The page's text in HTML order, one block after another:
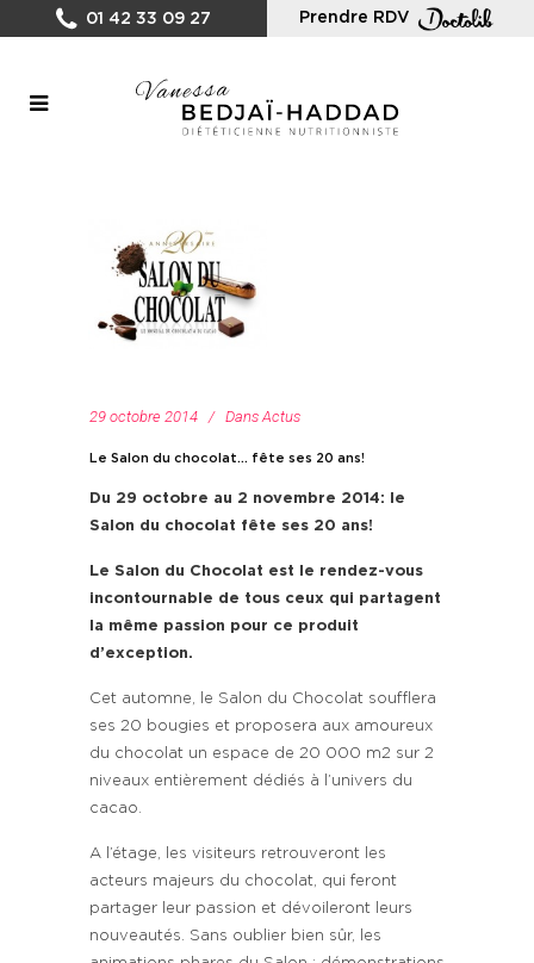
01 42 33 09 27 Prendre RDV
29 octobre 2014 Dans Actus
Le Salon du chocolat… fête ses 20 ans!
Du 29 octobre au 2 novembre 2014: le
Salon du chocolat fête ses 20 ans!
Le Salon du Chocolat est le rendez-vous
incontournable de tous ceux qui partagent
la même passion pour ce produit
d’exception.
Cet automne, le Salon du Chocolat soufflera
ses 20 bougies et proposera aux amoureux
du chocolat un espace de 20 000 m2 sur 2
niveaux entièrement dédiés à l’univers du
cacao.
A l’étage, les visiteurs retrouveront les
acteurs majeurs du chocolat, qui feront
partager leur passion et dévoileront leurs
nouveautés. Sans oublier bien sûr, les